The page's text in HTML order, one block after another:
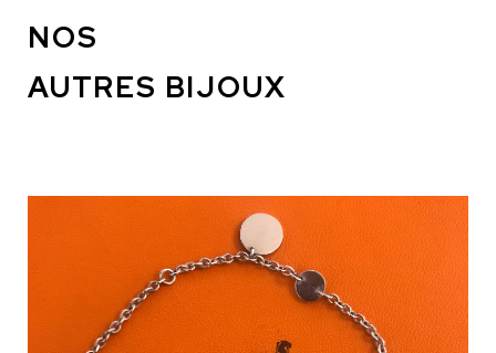
NOS
AUTRES BIJOUX